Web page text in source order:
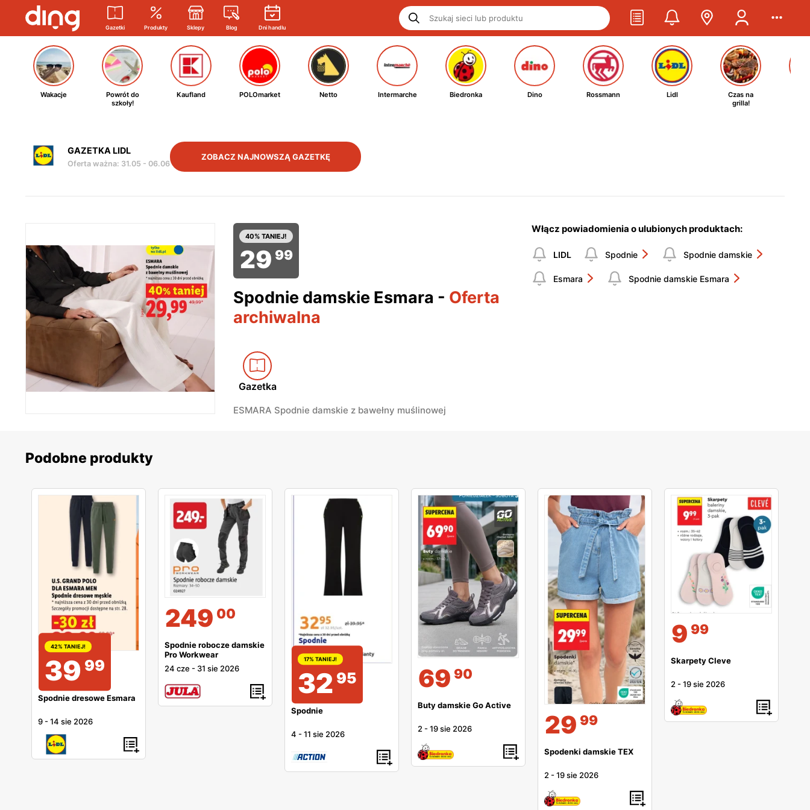
Gazetki Produkty Sklepy Blog Dni handlu
Wakacje
Powrót do
szkoły!
Kaufland POLOmarket Netto Intermarche Biedronka Dino Rossmann Lidl
Czas na
grilla!
GAZETKA LIDL
Oferta ważna: 31.05 - 06.06
ZOBACZ NAJNOWSZĄ GAZETKĘ
40% TANIEJ!
29 99
Spodnie damskie Esmara - Oferta
archiwalna
Gazetka
ESMARA Spodnie damskie z bawełny muślinowej
Włącz powiadomienia o ulubionych produktach:
LIDL Spodnie Spodnie damskie
Esmara Spodnie damskie Esmara
Podobne produkty
42% TANIEJ!
39 99
Spodnie dresowe Esmara
9 -14 sie 2026
249 00
Spodnie robocze damskie
Pro Workwear
24 cze - 31 sie 2026
17% TANIEJ!
32 95
Spodnie
4 -11 sie 2026
69 90
Buty damskie Go Active
2 -19 sie 2026 29 99
Spodenki damskie TEX
2 -19 sie 2026
9 99
Skarpety Cleve
2 -19 sie 2026